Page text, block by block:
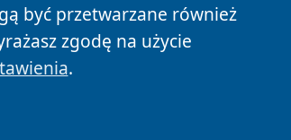
być przetwarzane również
zgodę na użycie
.